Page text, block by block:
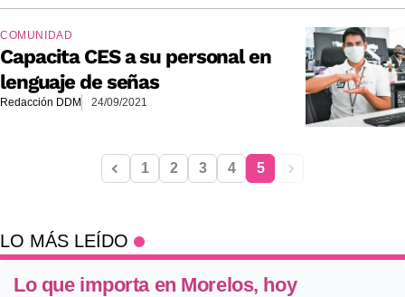
COMUNIDAD
Capacita CES a su personal en
lenguaje de señas
Redacción DDM 24/09/2021
1 2 3 4 5
LO MÁS LEÍDO
Lo que importa en Morelos, hoy